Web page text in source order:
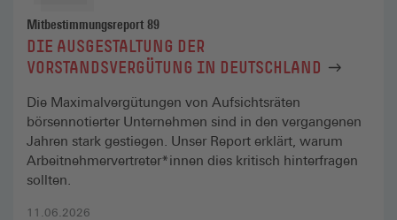
Mitbestimmungsreport 89
DIE AUSGESTALTUNG DER
VORSTANDSVERGÜTUNG IN DEUTSCHLAND
11.06.2026
Die Maximalvergütungen von Aufsichtsräten
börsennotierter Unternehmen sind in den vergangenen
Jahren stark gestiegen. Unser Report erklärt, warum
Arbeitnehmervertreter*innen dies kritisch hinterfragen
sollten.